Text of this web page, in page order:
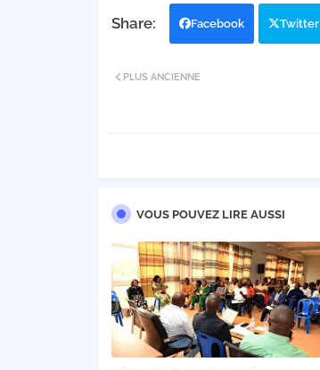
Facebook Twitter
PLUS ANCIENNE
VOUS POUVEZ LIRE AUSSI